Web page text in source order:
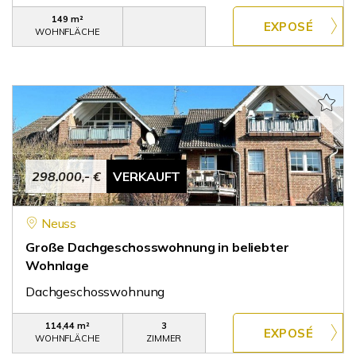
149 m²
WOHNFLÄCHE
298.000,- € VERKAUFT
Neuss
Große Dachgeschosswohnung in beliebter
Wohnlage
Dachgeschosswohnung
114,44 m²
WOHNFLÄCHE
3
ZIMMER